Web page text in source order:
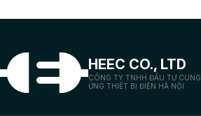
HEEC CO., LTD
CÔNG TY TNHH ĐẦU TƯ CUNG
ỨNG THIẾT BỊ ĐIỆN HÀ NỘI